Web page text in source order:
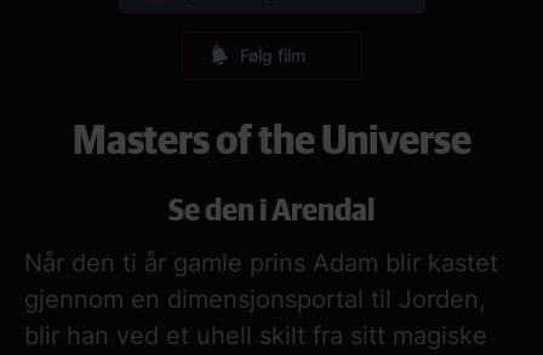
Følg film
Masters of the Universe
Se den i Arendal
Når den ti år gamle prins Adam blir kastet
gjennom en dimensjonsportal til Jorden,
blir han ved et uhell skilt fra sitt magiske